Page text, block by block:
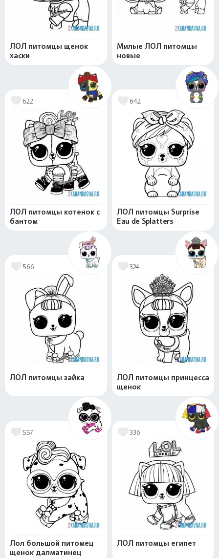
ЛОЛ питомцы щенок
хаски
Милые ЛОЛ питомцы
новые
622
ЛОЛ питомцы котенок с
бантом
642
ЛОЛ питомцы Surprise
Eau de Splatters
566
ЛОЛ питомцы зайка
324
ЛОЛ питомцы принцесса
щенок
557
Лол большой питомец
щенок далматинец
336
ЛОЛ питомцы египет